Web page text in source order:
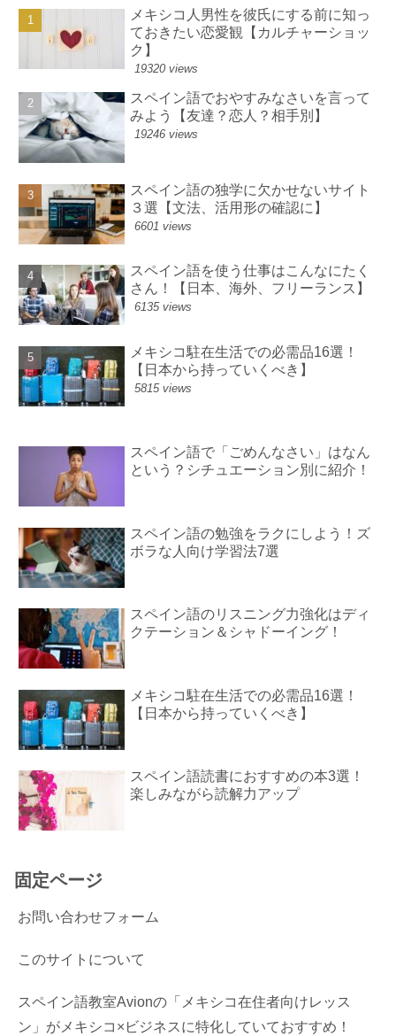
メキシコ人男性を彼氏にする前に知っ
ておきたい恋愛観【カルチャーショッ
ク】
19320 views
スペイン語でおやすみなさいを言って
みよう【友達？恋人？相手別】
19246 views
スペイン語の独学に欠かせないサイト
３選【文法、活用形の確認に】
6601 views
スペイン語を使う仕事はこんなにたく
さん！【日本、海外、フリーランス】
6135 views
メキシコ駐在生活での必需品16選！
【日本から持っていくべき】
5815 views
スペイン語で「ごめんなさい」はなん
という？シチュエーション別に紹介！
スペイン語の勉強をラクにしよう！ズ
ボラな人向け学習法7選
スペイン語のリスニング力強化はディ
クテーション＆シャドーイング！
メキシコ駐在生活での必需品16選！
【日本から持っていくべき】
スペイン語読書におすすめの本3選！
楽しみながら読解力アップ
固定ページ
お問い合わせフォーム
このサイトについて
スペイン語教室Avionの「メキシコ在住者向けレッス
ン」がメキシコ×ビジネスに特化していておすすめ！